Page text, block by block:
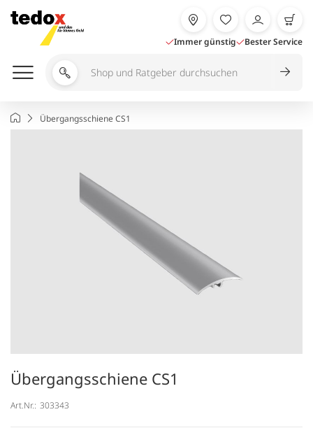
Inhalt
springen
Immer günstig Bester Service
Shop
durchsuchen
StartseiteÜbergangsschiene CS1
Übergangsschiene CS1
Art.Nr.: 303343